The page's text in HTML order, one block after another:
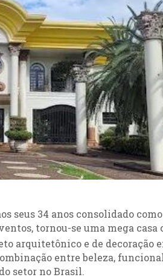
seus 34 anos consolidado
tornou-se uma mega casa
arquitetônico e de decoração
entre beleza,
setor no Brasil.